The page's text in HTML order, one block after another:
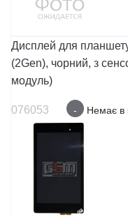
Дисплей для
(2Gen), чорний, з
модуль)
076053 - Немає в